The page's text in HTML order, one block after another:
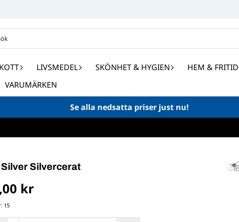
LIVSMEDEL SKÖNHET & HYGIEN HEM & FRITID
VARUMÄRKEN
Se alla nedsatta priser just nu!
Silver Silvercerat
kr
: 15